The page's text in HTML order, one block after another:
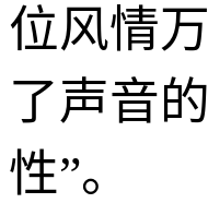
位风情
了声音
性”。